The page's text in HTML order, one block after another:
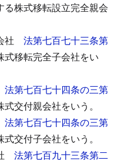
る株式移転設立完全親会
社
法第七百七十三条第
式移転完全子会社をい
法第七百七十四条の三第
交付親会社をいう。
法第七百七十四条の三第
交付子会社をいう。
法第七百九十三条第二